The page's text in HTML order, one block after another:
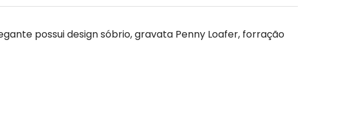
possui design sóbrio, gravata Penny Loafer, forração